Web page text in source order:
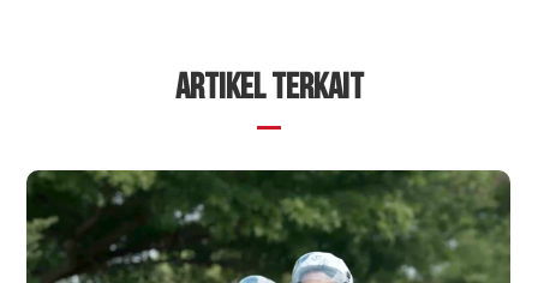
ARTIKEL TERKAIT